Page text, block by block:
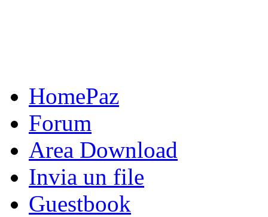
HomePaz
Forum
Area Download
Invia un file
Guestbook